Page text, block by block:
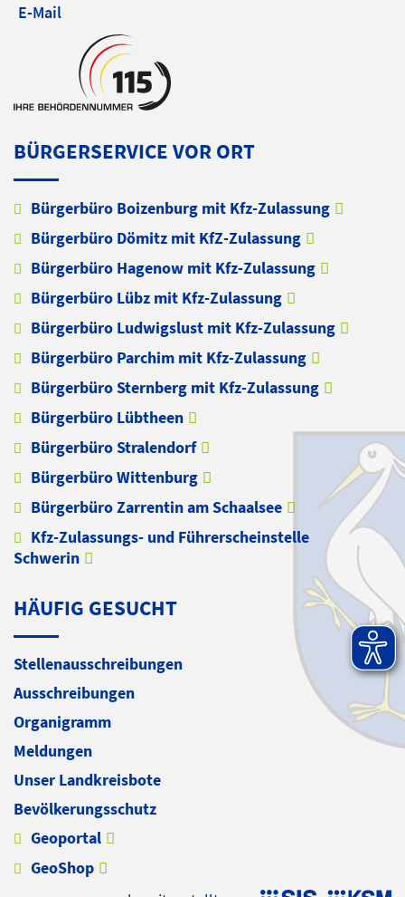
E-Mail
BÜRGERSERVICE VOR ORT
Bürgerbüro Boizenburg mit Kfz-Zulassung
Bürgerbüro Dömitz mit KfZ-Zulassung
Bürgerbüro Hagenow mit Kfz-Zulassung
Bürgerbüro Lübz mit Kfz-Zulassung
Bürgerbüro Ludwigslust mit Kfz-Zulassung
Bürgerbüro Parchim mit Kfz-Zulassung
Bürgerbüro Sternberg mit Kfz-Zulassung
Bürgerbüro Lübtheen
Bürgerbüro Stralendorf
Bürgerbüro Wittenburg
Bürgerbüro Zarrentin am Schaalsee
Kfz-Zulassungs- und Führerscheinstelle
Schwerin
HÄUFIG GESUCHT
Stellenausschreibungen
Ausschreibungen
Organigramm
Meldungen
Unser Landkreisbote
Bevölkerungsschutz
Geoportal
GeoShop